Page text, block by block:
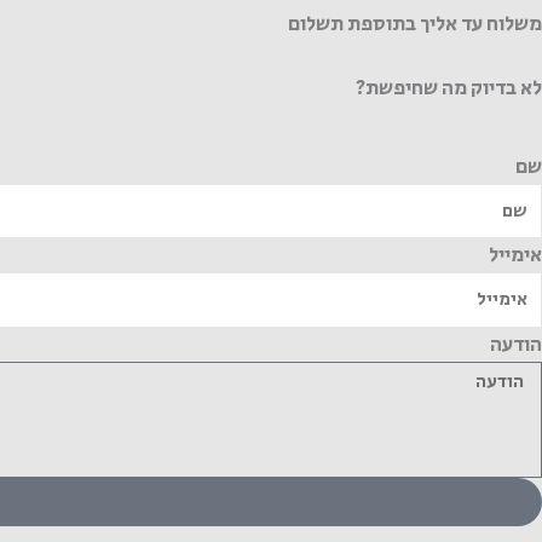
משלוח עד אליך בתוספת תשלום
לא בדיוק מה שחיפשת?
שם
אימייל
הודעה